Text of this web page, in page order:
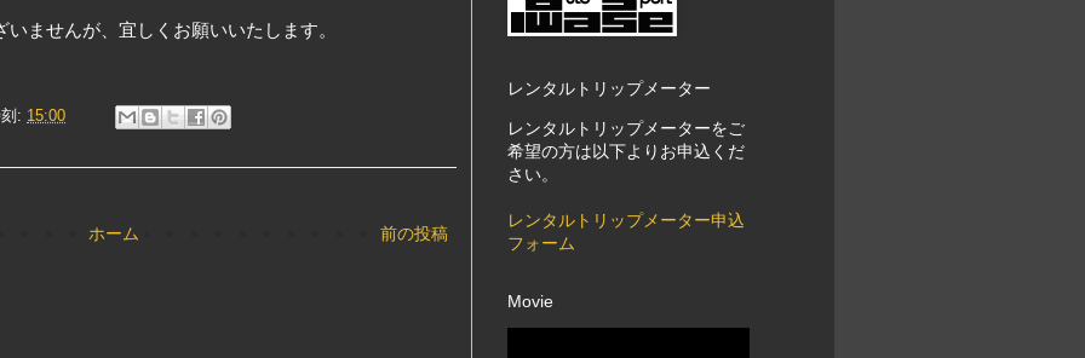
ませんが、宜しくお願いいたします。
: 15:00
前の投稿
ホーム
レンタルトリップメーター
レンタルトリップメーターをご
希望の方は以下よりお申込くだ
さい。
レンタルトリップメーター申込
フォーム
Movie